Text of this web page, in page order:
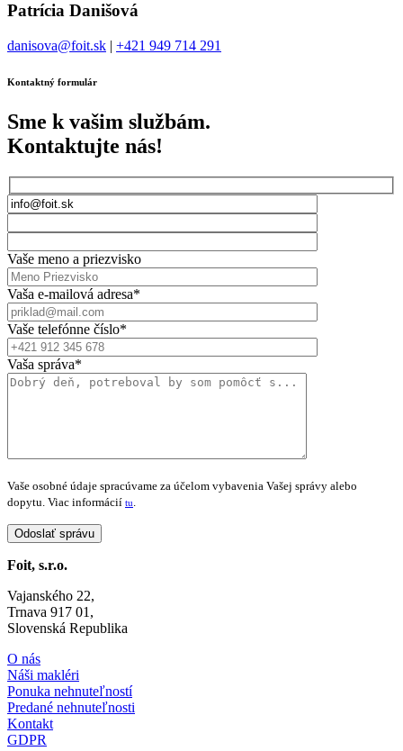
Patrícia Danišová
danisova@foit.sk | +421 949 714 291
Kontaktný formulár
Sme k vašim službám.
Kontaktujte nás!
Vaše meno a priezvisko
Vaša e-mailová adresa*
Vaše telefónne číslo*
Vaša správa*
Vaše osobné údaje spracúvame za účelom vybavenia Vašej správy alebo
dopytu. Viac informácií tu
Foit, s.r.o.
Vajanského 22,
Trnava 917 01,
Slovenská Republika
O nás
Náši makléri
Ponuka nehnuteľností
Predané nehnuteľnosti
Kontakt
GDPR